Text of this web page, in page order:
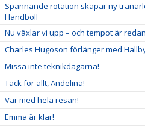
Spännande rotation skapar ny
Handboll
Nu växlar vi upp – och tempot är
Charles Hugoson förlänger med
Missa inte teknikdagarna!
Tack för allt, Andelina!
Var med hela resan!
Emma är klar!